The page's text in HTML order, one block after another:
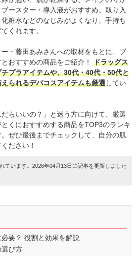
ースター・導入液がおすすめ。取り入
粧水などのなじみがよくなり、手持ち
くれます。
・藤田あみさんへの取材をもとに、ブ
おすすめの商品をご紹介！ ドラッグス
プラアイテムや、30代・40代・50代と
られるデパコスアイテムも厳選してい
らいいの？」と迷う方に向けて、厳選
くにおすすめする商品をTOP3のランキ
ぜひ最後までチェックして、自分の肌
ださい！
ています。2026年04月13日に記事を更新しました
要？ 役割と効果を解説
び方